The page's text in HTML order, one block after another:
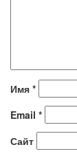
Имя *
Email *
Сайт